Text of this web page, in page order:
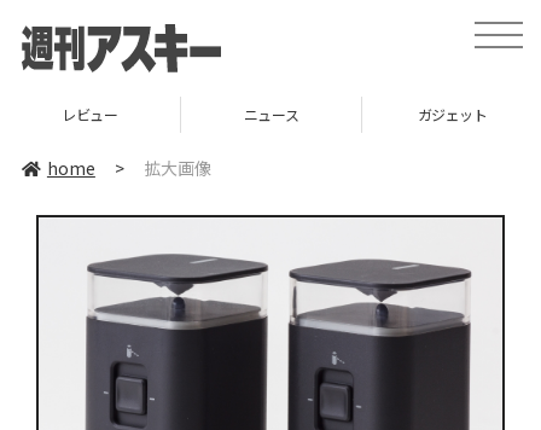
toggle
レビュー ニュース ガジェット
home > 拡大画像